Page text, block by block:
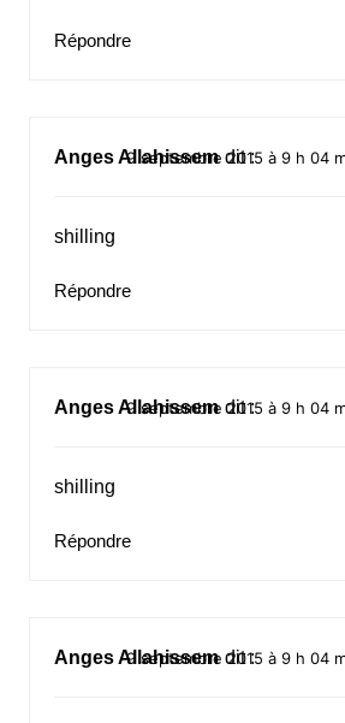
Répondre
Anges Allahissem dit :
9 septembre 2015 à 9 h 04
shilling
Répondre
Anges Allahissem dit :
9 septembre 2015 à 9 h 04
shilling
Répondre
Anges Allahissem dit :
9 septembre 2015 à 9 h 04